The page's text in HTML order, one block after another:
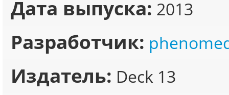
Дата выпуска: 2013
Разработчик:
Издатель: Deck 13